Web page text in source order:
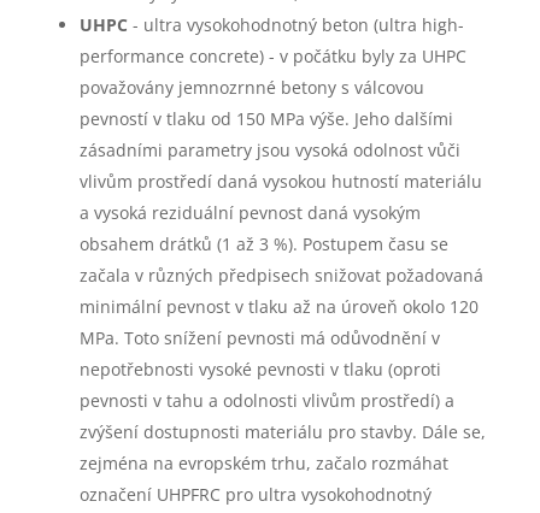
UHPC - ultra vysokohodnotný beton (ultra high-
performance concrete) - v počátku byly za UHPC
považovány jemnozrnné betony s válcovou
pevností v tlaku od 150 MPa výše. Jeho dalšími
zásadními parametry jsou vysoká odolnost vůči
vlivům prostředí daná vysokou hutností materiálu
a vysoká reziduální pevnost daná vysokým
obsahem drátků (1 až 3 %). Postupem času se
začala v různých předpisech snižovat požadovaná
minimální pevnost v tlaku až na úroveň okolo 120
MPa. Toto snížení pevnosti má odůvodnění v
nepotřebnosti vysoké pevnosti v tlaku (oproti
pevnosti v tahu a odolnosti vlivům prostředí) a
zvýšení dostupnosti materiálu pro stavby. Dále se,
zejména na evropském trhu, začalo rozmáhat
označení UHPFRC pro ultra vysokohodnotný